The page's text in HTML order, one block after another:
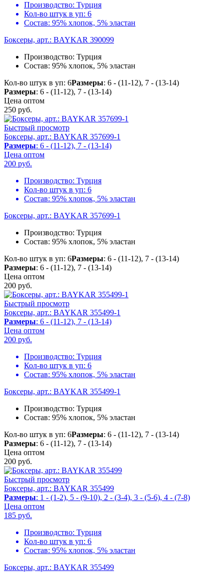
Производство: Турция
Кол-во штук в уп: 6
Состав: 95% хлопок, 5% эластан
Боксеры, арт.: BAYKAR 390099
Производство: Турция
Состав: 95% хлопок, 5% эластан
Кол-во штук в уп: 6Размеры: 6 - (11-12), 7 - (13-14)
Размеры: 6 - (11-12), 7 - (13-14)
Цена оптом
250 руб.
Быстрый просмотр
Боксеры, арт.: BAYKAR 357699-1
Размеры: 6 - (11-12), 7 - (13-14)
Цена оптом
200 руб.
Производство: Турция
Кол-во штук в уп: 6
Состав: 95% хлопок, 5% эластан
Боксеры, арт.: BAYKAR 357699-1
Производство: Турция
Состав: 95% хлопок, 5% эластан
Кол-во штук в уп: 6Размеры: 6 - (11-12), 7 - (13-14)
Размеры: 6 - (11-12), 7 - (13-14)
Цена оптом
200 руб.
Быстрый просмотр
Боксеры, арт.: BAYKAR 355499-1
Размеры: 6 - (11-12), 7 - (13-14)
Цена оптом
200 руб.
Производство: Турция
Кол-во штук в уп: 6
Состав: 95% хлопок, 5% эластан
Боксеры, арт.: BAYKAR 355499-1
Производство: Турция
Состав: 95% хлопок, 5% эластан
Кол-во штук в уп: 6Размеры: 6 - (11-12), 7 - (13-14)
Размеры: 6 - (11-12), 7 - (13-14)
Цена оптом
200 руб.
Быстрый просмотр
Боксеры, арт.: BAYKAR 355499
Размеры: 1 - (1-2), 5 - (9-10), 2 - (3-4), 3 - (5-6), 4 - (7-8)
Цена оптом
185 руб.
Производство: Турция
Кол-во штук в уп: 6
Состав: 95% хлопок, 5% эластан
Боксеры, арт.: BAYKAR 355499